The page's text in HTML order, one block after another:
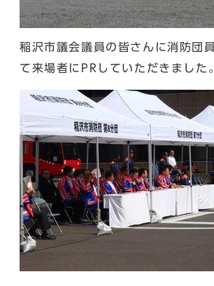
稲沢市議会議員の皆さんに消防団
て来場者にPRしていただきました